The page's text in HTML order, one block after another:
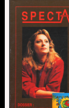
Dispositif
18/03/2026